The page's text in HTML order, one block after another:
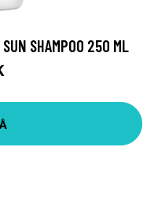
SHAMPOO 250 ML